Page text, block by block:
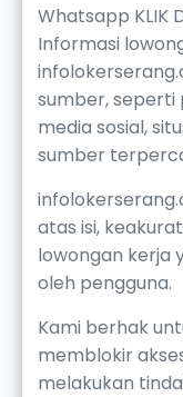
Whatsapp KLIK
Informasi
sumber, seperti
media sosial,
sumber
atas isi,
lowongan kerja
oleh pengguna.
Kami berhak
memblokir
melakukan